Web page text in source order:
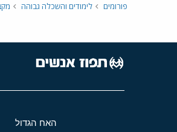
פורומים לימודים והשכלה גבוהה
האח הגדול